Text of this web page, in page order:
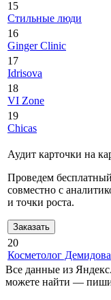
15
Стильные люди
16
Ginger Clinic
17
Idrisova
18
VI Zone
19
Chicas
Аудит карточки на
Проведем
совместно с
и точки роста.
Заказать
20
Косметолог Демидова
Все данные из
можете найти —